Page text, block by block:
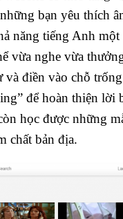
bạn yêu thích
năng tiếng Anh một
vừa nghe vừa
và điền vào chỗ
để hoàn thiện lời
học được những
chất bản địa.